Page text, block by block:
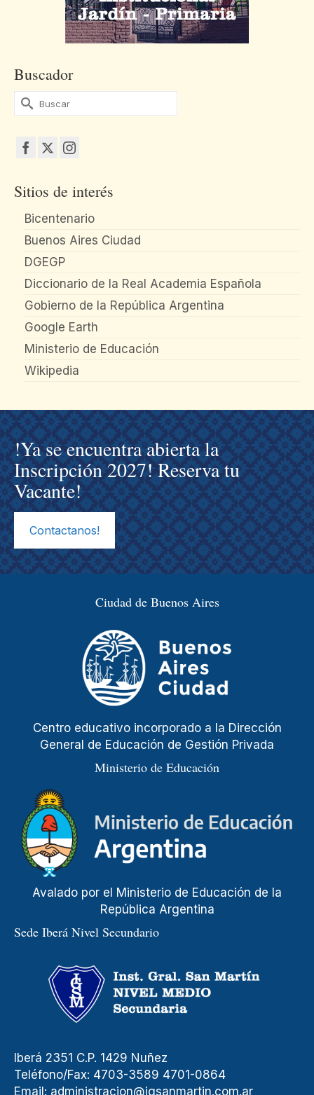
Buscador
Buscar
por:
Sitios de interés
Bicentenario
Buenos Aires Ciudad
DGEGP
Diccionario de la Real Academia Española
Gobierno de la República Argentina
Google Earth
Ministerio de Educación
Wikipedia
!Ya se encuentra abierta la
Inscripción 2027! Reserva tu
Vacante!
Contactanos!
Ciudad de Buenos Aires
Centro educativo incorporado a la Dirección
General de Educación de Gestión Privada
Ministerio de Educación
Avalado por el Ministerio de Educación de la
República Argentina
Sede Iberá Nivel Secundario
Iberá 2351 C.P. 1429 Nuñez
Teléfono/Fax: 4703-3589 4701-0864
Email: administracion@igsanmartin.com.ar